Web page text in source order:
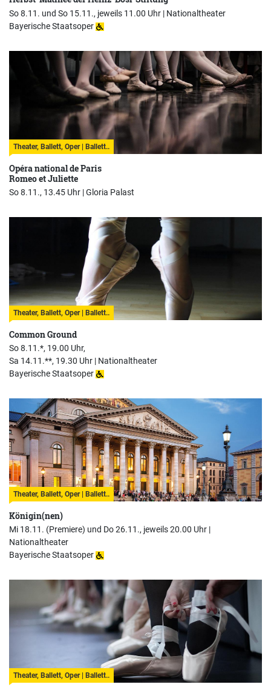
So 8.11. und So 15.11., jeweils 11.00 Uhr | Nationaltheater
Bayerische Staatsoper
Theater, Ballett, Oper | Ballett..
Opéra national de Paris
Romeo et Juliette
So 8.11., 13.45 Uhr |Gloria Palast
Theater, Ballett, Oper | Ballett..
Common Ground
So 8.11.*, 19.00 Uhr,
Sa 14.11.**, 19.30 Uhr | Nationaltheater
Bayerische Staatsoper
Theater, Ballett, Oper | Ballett..
Königin(nen)
Mi 18.11. (Premiere) und Do 26.11., jeweils 20.00 Uhr |
Nationaltheater
Bayerische Staatsoper
Theater, Ballett, Oper | Ballett..